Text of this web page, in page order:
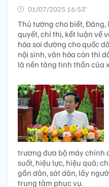
01/07/2025 16:53’
Thủ tướng cho biết,
quyết, chỉ thị, kết luận về
hóa soi đường cho quốc
nội sinh, văn hóa còn thì
là nền tảng tinh thần của
trương đưa bộ máy chính
suốt, hiệu lực, hiệu quả;
gần dân, sát dân, lấy
trung tâm phục vụ.